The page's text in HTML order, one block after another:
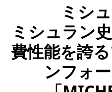
ミシ
ミシュラン
費性能を誇
ンフォ